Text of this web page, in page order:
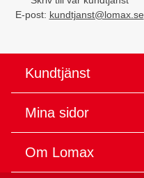
E-post: kundtjanst@lomax.se
Kundtjänst
Mina sidor
Om Lomax